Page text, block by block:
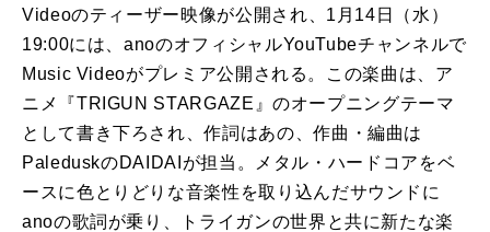
Videoのティーザー映像が公開され、1月14日（水）
19:00には、anoのオフィシャルYouTubeチャンネルで
Music Videoがプレミア公開される。この楽曲は、ア
ニメ『TRIGUN STARGAZE』のオープニングテーマ
として書き下ろされ、作詞はあの、作曲・編曲は
PaleduskのDAIDAIが担当。メタル・ハードコアをベ
ースに色とりどりな音楽性を取り込んだサウンドに
anoの歌詞が乗り、トライガンの世界と共に新たな楽